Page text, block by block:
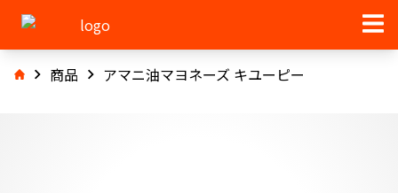
商品 アマニ油マヨネーズ キユーピー